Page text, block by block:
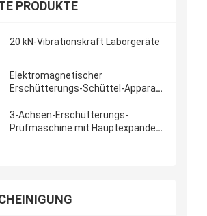
PRODUKTE
20 kN-Vibrationskraft Laborgeräte
Elektromagnetischer
Erschütterungs-Schüttel-Apparat
Erschütterungs-Prüfung
3-Achsen-Erschütterungs-
Prüfmaschine mit Hauptexpander-